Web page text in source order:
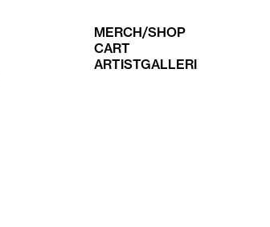
MERCH/SHOP
CART
ARTISTGALLERI